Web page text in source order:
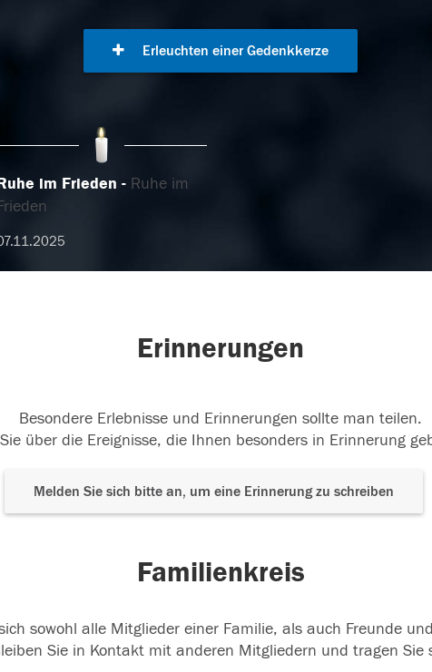
Erleuchten einer Gedenkkerze
im Frieden
Ruhe im
Erinnerungen
Besondere Erlebnisse und Erinnerungen sollte man teilen.
über die Ereignisse, die Ihnen besonders in Erinnerung
Melden Sie sich bitte an, um eine Erinnerung zu schreiben
Familienkreis
sowohl alle Mitglieder einer Familie, als auch Freunde
Sie in Kontakt mit anderen Mitgliedern und tragen Sie